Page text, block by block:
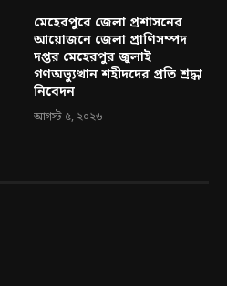
মেহেরপুরে জেলা প্রশাসনের
আয়োজনে জেলা প্রাণিসম্পদ
দপ্তর মেহেরপুর জুলাই
গণঅভ্যুত্থান শহীদদের প্রতি শ্রদ্ধা
নিবেদন
আগস্ট ৫, ২০২৬